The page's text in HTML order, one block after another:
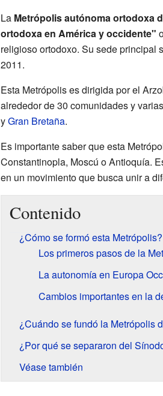
La Metrópolis autónoma ortodoxa
ortodoxa en América y occidente"
religioso ortodoxo. Su sede principal
2011.
Esta Metrópolis es dirigida por el
alrededor de 30 comunidades y
yGran Bretaña.
Es importante saber que esta
Constantinopla, Moscú o Antioquía.
en un movimiento que busca unir a
Contenido
¿Cómo se formó esta Metrópolis?
Los primeros pasos de la
La autonomía en Europa
Cambios importantes en la
¿Cuándo se fundó la Metrópolis
¿Por qué se separaron del
Véase también